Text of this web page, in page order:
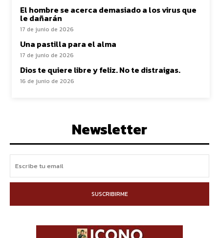
El hombre se acerca demasiado a los virus que
le dañarán
17 de junio de 2026
Una pastilla para el alma
17 de junio de 2026
Dios te quiere libre y feliz. No te distraigas.
16 de junio de 2026
Newsletter
SUSCRIBIRME